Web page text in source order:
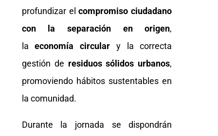
profundizar el compromiso ciudadano
con la
separación en origen,
laeconomía circular y la correcta
gestión de residuos sólidos urbanos,
promoviendo hábitos sustentables en
la comunidad.
Durante la jornada se dispondrán